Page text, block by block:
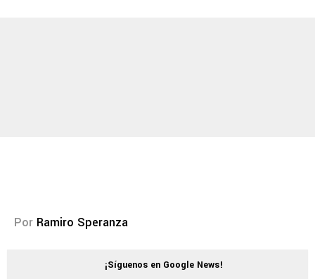
Por Ramiro Speranza
¡Síguenos en Google News!